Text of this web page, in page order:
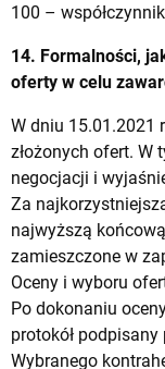
100 – współczynnik
14. Formalności,
oferty w celu
W dniu 15.01.2021
złożonych ofert. W
negocjacji i
Za
najwyższą
zamieszczone w
Oceny i wyboru
Po dokonaniu
protokół podpisany
Wybranego